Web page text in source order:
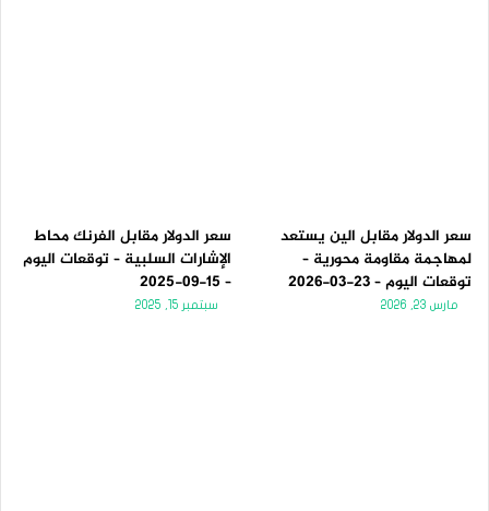
سعر الدولار مقابل الين يستعد
لمهاجمة مقاومة محورية –
توقعات اليوم – 23-03-2026
مارس 23, 2026
سعر الدولار مقابل الفرنك محاط
الإشارات السلبية – توقعات اليوم
– 15-09-2025
سبتمبر 15, 2025